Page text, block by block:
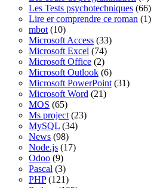
Les Tests psychotechniques (66)
Lire er comprendre ce roman (1)
mbot (10)
Microsoft Access (33)
Microsoft Excel (74)
Microsoft Office (2)
Microsoft Outlook (6)
Microsoft PowerPoint (31)
Microsoft Word (21)
MOS (65)
Ms project (23)
MySQL (34)
News (98)
Node.js (17)
Odoo (9)
Pascal (3)
PHP(121)